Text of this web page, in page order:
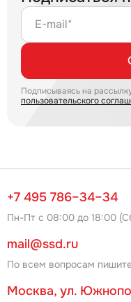
E-mail*
Подписываясь на
пользовательского
+7 495 786–34–34
Пн-Пт с 08:00 до 18:00
mail@ssd.ru
По всем вопросам
Москва, ул.